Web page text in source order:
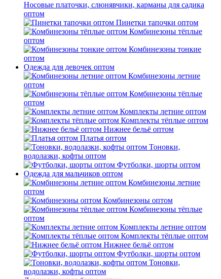
Носовые платочки, слюнявчики, карманы для садика
оптом
Пинетки тапочки оптом
Комбинезоны тёплые
оптом
Комбинезоны тонкие
оптом
Одежда для девочек оптом
Комбинезоны летние
оптом
Комбинезоны тёплые
оптом
Комплекты летние оптом
Комплекты тёплые оптом
Нижнее бельё оптом
Платья оптом
Тоновки,
водолазки, кофты оптом
Футболки, шорты оптом
Одежда для мальчиков оптом
Комбинезоны летние
оптом
Комбинезоны оптом
Комбинезоны тёплые
оптом
Комплекты летние оптом
Комплекты тёплые оптом
Нижнее бельё оптом
Футболки, шорты оптом
Тоновки,
водолазки, кофты оптом